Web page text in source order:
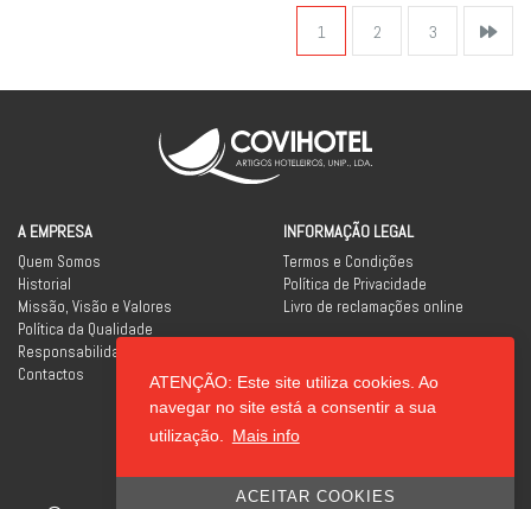
ATENÇÃO: Este site utiliza cookies. Ao
navegar no site está a consentir a sua
utilização.
Mais info
ACEITAR COOKIES
1 2 3
A EMPRESA
Quem Somos
Historial
Missão, Visão e Valores
Política da Qualidade
Responsabilidade Social
Contactos
INFORMAÇÃO LEGAL
Termos e Condições
Política de Privacidade
Livro de reclamações online
REDES SOCIAIS